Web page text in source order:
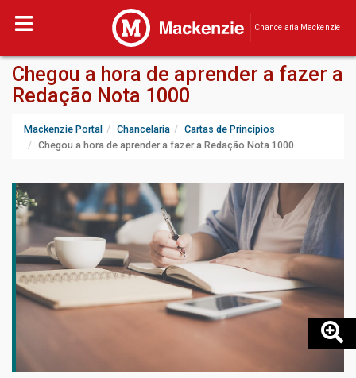
Chancelaria Mackenzie
Chegou a hora de aprender a fazer a
Redação Nota 1000
Mackenzie Portal Chancelaria
Cartas de Princípios
Chegou a hora de aprender a fazer a Redação Nota 1000